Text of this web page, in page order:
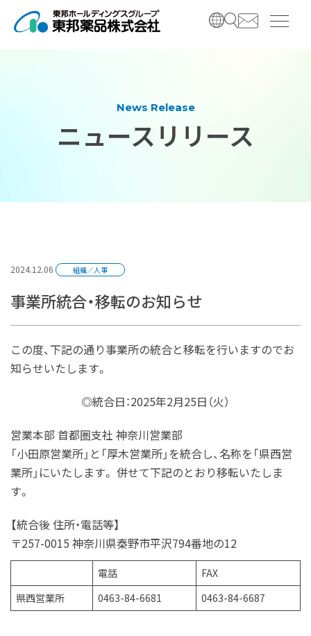
News Release
ニュースリリース
2024.12.06 組織／人事
事業所統合・移転のお知らせ
この度、下記の通り事業所の統合と移転を行いますのでお
知らせいたします。
◎統合日：2025年2月25日（火）
営業本部 首都圏支社 神奈川営業部
「小田原営業所」と「厚木営業所」を統合し、名称を「県西営
業所」にいたします。 併せて下記のとおり移転いたしま
す。
【統合後 住所・電話等】
〒257-0015 神奈川県秦野市平沢794番地の12
電話
FAX
県西営業所
0463-84-6681 0463-84-6687